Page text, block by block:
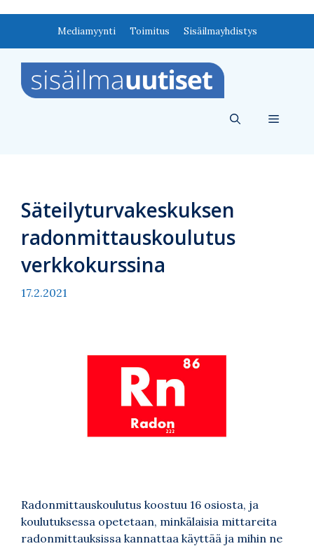
Mediamyynti Toimitus Sisäilmayhdistys
Valikko
Säteilyturvakeskuksen
radonmittauskoulutus
verkkokurssina
17.2.2021
Radonmittauskoulutus koostuu 16 osiosta, ja
koulutuksessa opetetaan, minkälaisia mittareita
radonmittauksissa kannattaa käyttää ja mihin ne